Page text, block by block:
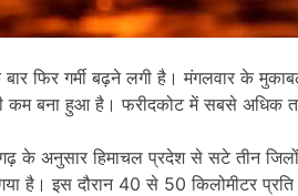
फिर गर्मी बढ़ने लगी है। मंगलवार के
कम बना हुआ है। फरीदकोट में सबसे अधिक
के अनुसार हिमाचल प्रदेश से सटे तीन
है। इस दौरान 40 से 50 किलोमीटर